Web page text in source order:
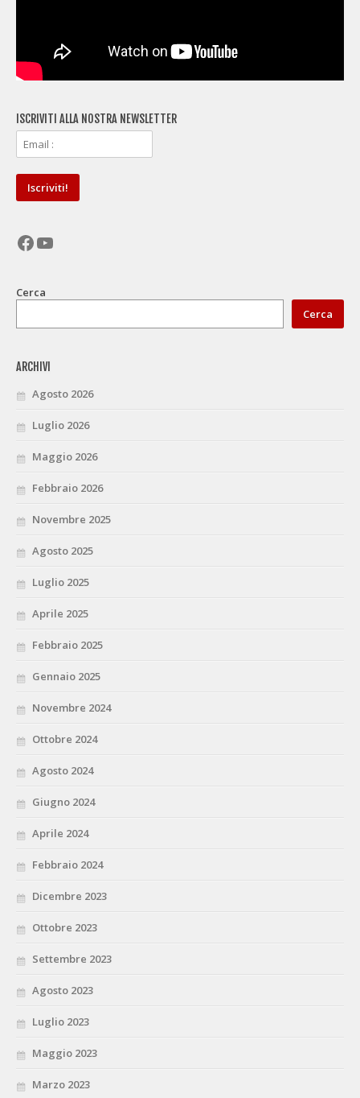
ISCRIVITI ALLA NOSTRA NEWSLETTER
Facebook
YouTube
Cerca
Cerca
ARCHIVI
Agosto 2026
Luglio 2026
Maggio 2026
Febbraio 2026
Novembre 2025
Agosto 2025
Luglio 2025
Aprile 2025
Febbraio 2025
Gennaio 2025
Novembre 2024
Ottobre 2024
Agosto 2024
Giugno 2024
Aprile 2024
Febbraio 2024
Dicembre 2023
Ottobre 2023
Settembre 2023
Agosto 2023
Luglio 2023
Maggio 2023
Marzo 2023